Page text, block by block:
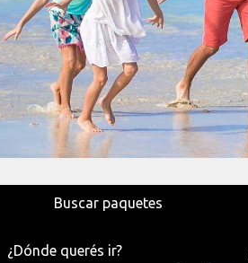
Buscar paquetes
¿Dónde querés ir?